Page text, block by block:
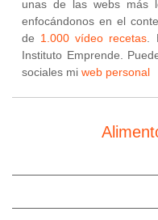
unas de las webs más
enfocándonos en el
de 1.000 vídeo recetas
Instituto Emprende.
sociales mi web personal